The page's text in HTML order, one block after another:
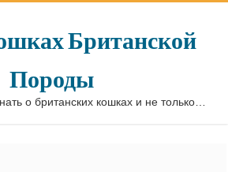
Британской
Породы
о британских кошках и не только…